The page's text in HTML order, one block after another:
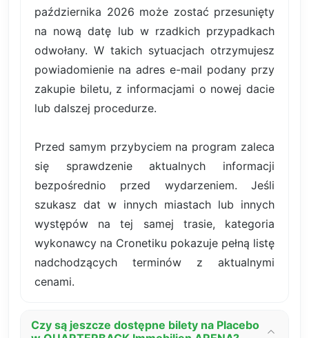
października 2026 może zostać przesunięty
na nową datę lub w rzadkich przypadkach
odwołany. W takich sytuacjach otrzymujesz
powiadomienie na adres e-mail podany przy
zakupie biletu, z informacjami o nowej dacie
lub dalszej procedurze.
Przed samym przybyciem na program zaleca
się sprawdzenie aktualnych informacji
bezpośrednio przed wydarzeniem. Jeśli
szukasz dat w innych miastach lub innych
występów na tej samej trasie, kategoria
wykonawcy na Cronetiku pokazuje pełną listę
nadchodzących terminów z aktualnymi
cenami.
Czy są jeszcze dostępne bilety na Placebo